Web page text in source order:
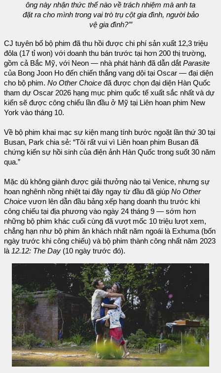
ông này nhận thức thế nào về trách nhiệm mà anh ta
đặt ra cho mình trong vai trò trụ cột gia đình, người bảo
vệ gia đình?’”
CJ tuyên bố bộ phim đã thu hồi được chi phí sản xuất 12,3 triệu
đôla (17 tỉ won) với doanh thu bán trước tại hơn 200 thị trường,
gồm cả Bắc Mỹ, với Neon — nhà phát hành đã dẫn dắt Parasite
của Bong Joon Ho đến chiến thắng vang dội tại Oscar — đại diện
cho bộ phim. No Other Choice đã được chọn đại diện Hàn Quốc
tham dự Oscar 2026 hạng mục phim quốc tế xuất sắc nhất và dự
kiến sẽ được công chiếu lần đầu ở Mỹ tại Liên hoan phim New
York vào tháng 10.
Về bộ phim khai mạc sự kiện mang tính bước ngoặt lần thứ 30 tại
Busan, Park chia sẻ: “Tôi rất vui vì Liên hoan phim Busan đã
chứng kiến sự hồi sinh của điện ảnh Hàn Quốc trong suốt 30 năm
qua.”
Mặc dù không giành được giải thưởng nào tại Venice, nhưng sự
hoan nghênh nồng nhiệt tại đây ngay từ đầu đã giúp No Other
Choice vươn lên dẫn đầu bảng xếp hạng doanh thu trước khi
công chiếu tại địa phương vào ngày 24 tháng 9 — sớm hơn
những bộ phim khác cuối cùng đã vượt mốc 10 triệu lượt xem,
chẳng hạn như bộ phim ăn khách nhất năm ngoái là Exhuma (bốn
ngày trước khi công chiếu) và bộ phim thành công nhất năm 2023
là 12.12: The Day (10 ngày trước đó).